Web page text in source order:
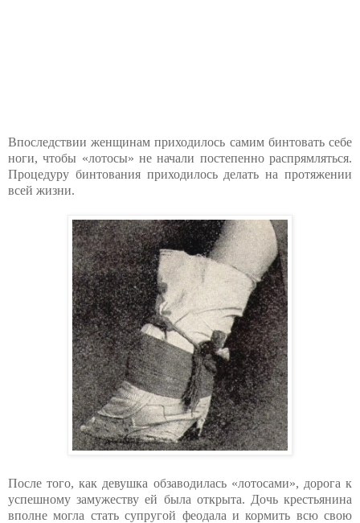
Впоследствии женщинам приходилось самим бинтовать себе
ноги, чтобы «лотосы» не начали постепенно распрямляться.
Процедуру бинтования приходилось делать на протяжении
всей жизни.
После того, как девушка обзаводилась «лотосами», дорога к
успешному замужеству ей была открыта. Дочь крестьянина
вполне могла стать супругой феодала и кормить всю свою